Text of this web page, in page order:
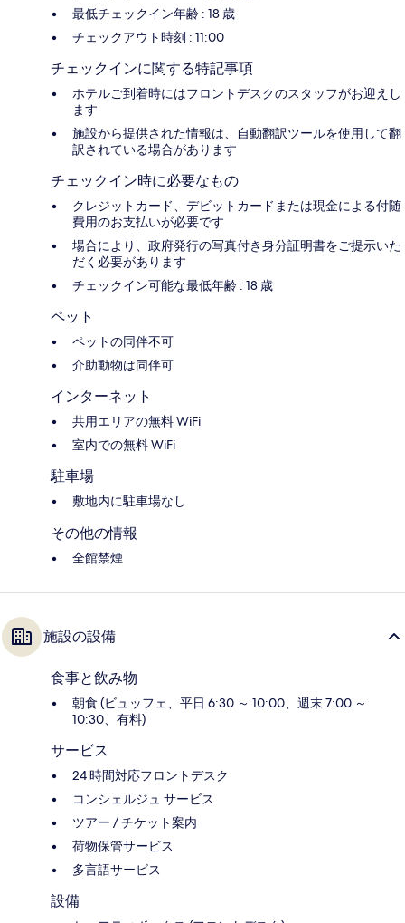
最低チェックイン年齢 : 18 歳
チェックアウト時刻 : 11:00
チェックインに関する特記事項
ホテルご到着時にはフロントデスクのスタッフがお迎えし
ます
施設から提供された情報は、自動翻訳ツールを使用して翻
訳されている場合があります
チェックイン時に必要なもの
クレジットカード、デビットカードまたは現金による付随
費用のお支払いが必要です
場合により、政府発行の写真付き身分証明書をご提示いた
だく必要があります
チェックイン可能な最低年齢 : 18 歳
ペット
ペットの同伴不可
介助動物は同伴可
インターネット
共用エリアの無料 WiFi
室内での無料 WiFi
駐車場
敷地内に駐車場なし
その他の情報
全館禁煙
施設の設備
食事と飲み物
朝食 (ビュッフェ、平日 6:30 ～ 10:00、週末 7:00 ～
10:30、有料)
サービス
24 時間対応フロントデスク
コンシェルジュ サービス
ツアー / チケット案内
荷物保管サービス
多言語サービス
設備